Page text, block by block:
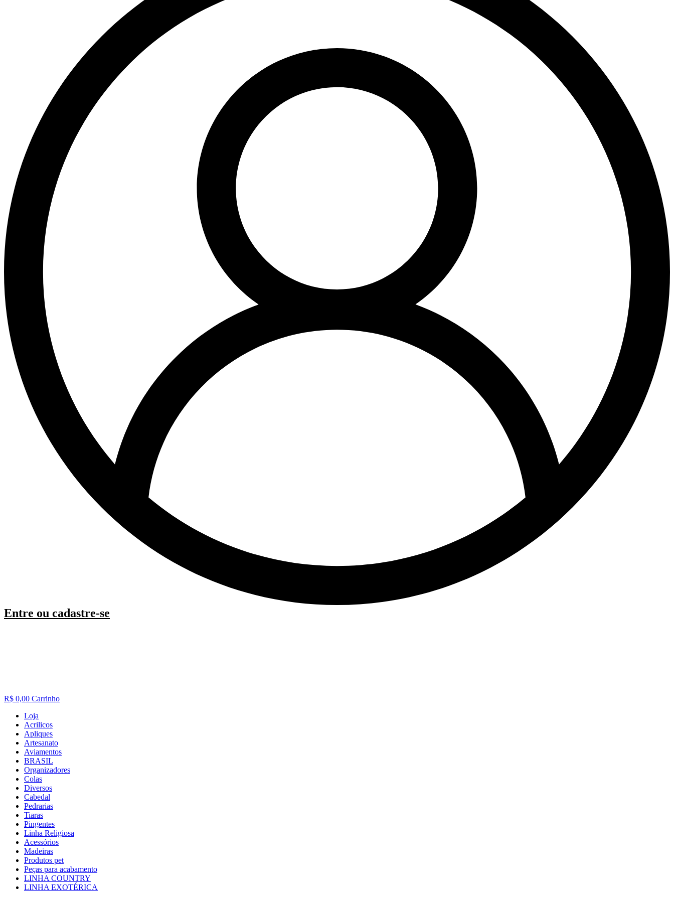
Entre ou cadastre-se
R$ 0,00 Carrinho
Loja
Acrilicos
Apliques
Artesanato
Aviamentos
BRASIL
Organizadores
Colas
Diversos
Cabedal
Pedrarias
Tiaras
Pingentes
Linha Religiosa
Acessórios
Madeiras
Produtos pet
Peças para acabamento
LINHA COUNTRY
LINHA EXOTÉRICA